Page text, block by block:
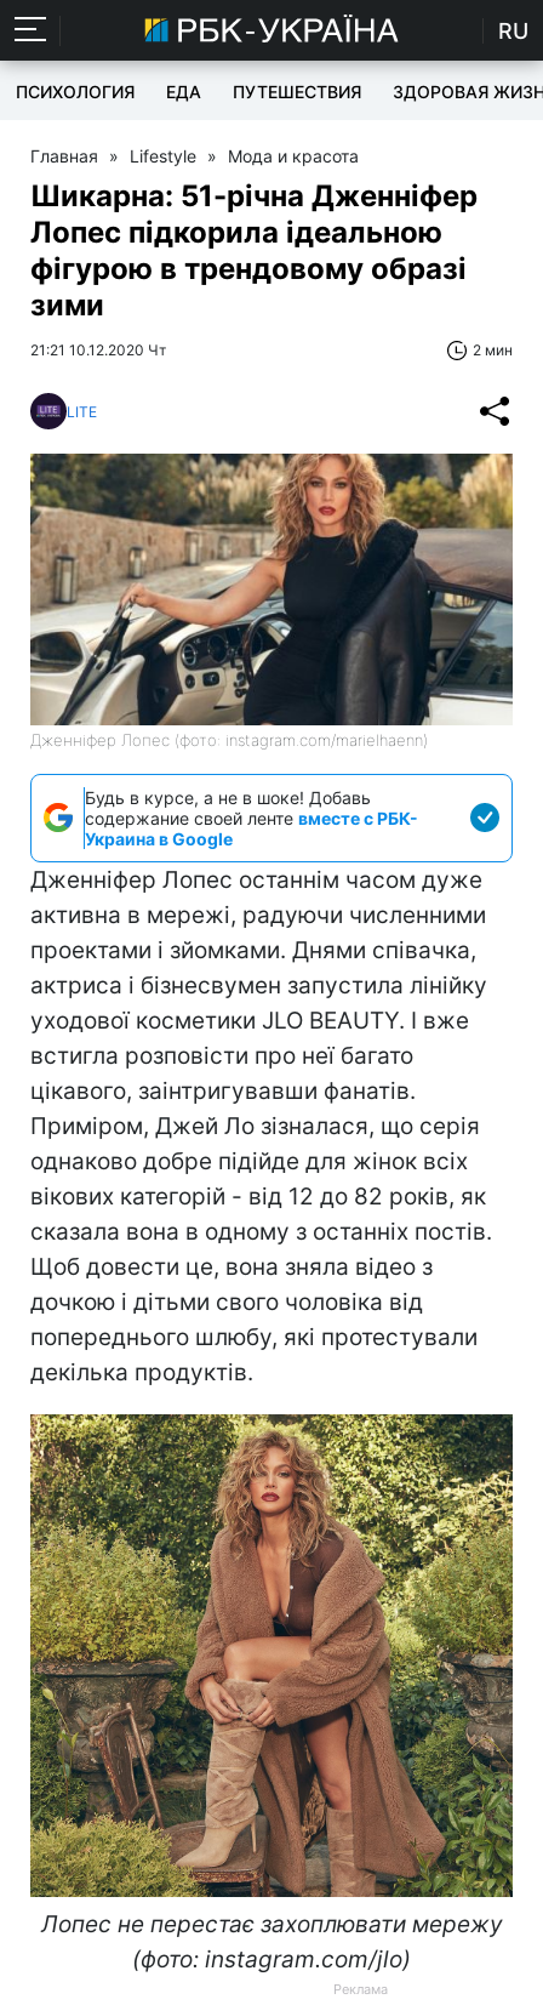
RU
ПСИХОЛОГИЯ ЕДА ПУТЕШЕСТВИЯ ЗДОРОВАЯ
Главная » Lifestyle » Мода и красота
Шикарна: 51-річна Дженніфер
Лопес підкорила ідеальною
фігурою в трендовому образі
зими
21:21 10.12.2020 Чт 2 мин
LITE
Дженніфер Лопес (фото: instagram.com/marielhaenn)
Будь в курсе, а не в шоке! Добавь
содержание своей ленте вместе с РБК-
Украина в Google
Дженніфер Лопес останнім часом дуже
активна в мережі, радуючи численними
проектами і зйомками. Днями співачка,
актриса і бізнесвумен запустила лінійку
уходової косметики JLO BEAUTY. І вже
встигла розповісти про неї багато
цікавого, заінтригувавши фанатів.
Приміром, Джей Ло зізналася, що серія
однаково добре підійде для жінок всіх
вікових категорій - від 12 до 82 років, як
сказала вона в одному з останніх постів.
Щоб довести це, вона зняла відео з
дочкою і дітьми свого чоловіка від
попереднього шлюбу, які протестували
декілька продуктів.
Лопес не перестає захоплювати мережу
(фото: instagram.com/jlo)